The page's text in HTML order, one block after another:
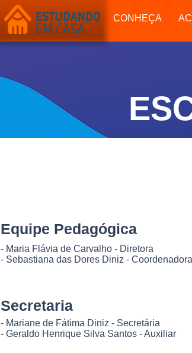
Início Bernoulli Sistema de Ensino Meu
APOIO EDUCACIONAL
CONHEÇA
Equipe Pedagógica
- Maria Flávia de Carvalho - Diretora
- Sebastiana das Dores Diniz - Coordenadora
Secretaria
- Mariane de Fátima Diniz - Secretária
- Geraldo Henrique Silva Santos - Auxiliar